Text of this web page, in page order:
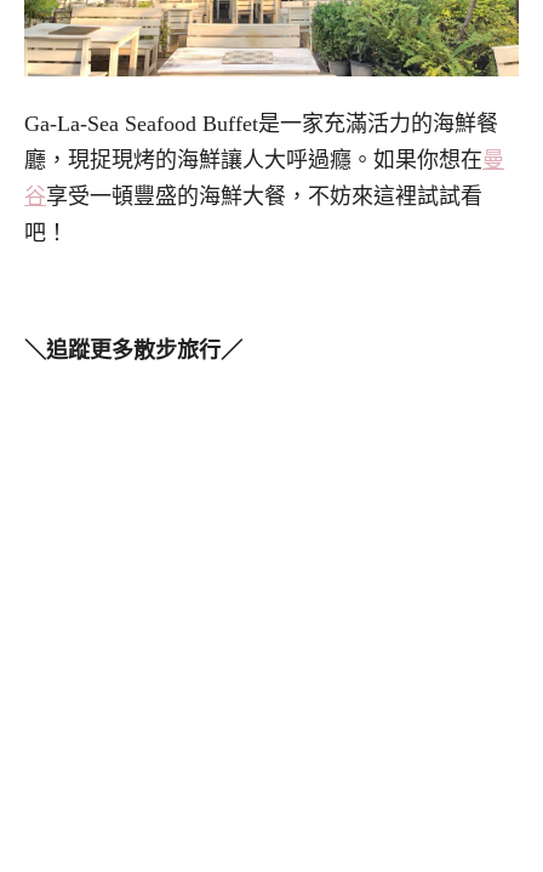
Ga-La-Sea Seafood Buffet是一家充滿活力的海鮮餐
廳，現捉現烤的海鮮讓人大呼過癮。如果你想在曼
谷享受一頓豐盛的海鮮大餐，不妨來這裡試試看
吧！
＼追蹤更多散步旅行／